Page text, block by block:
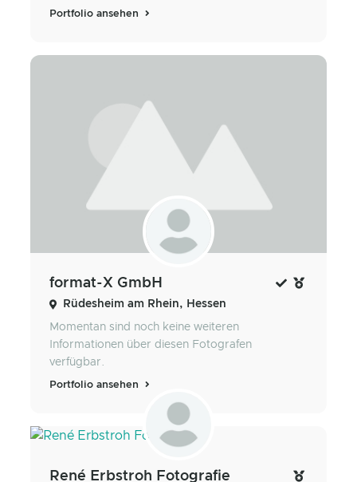
Portfolio ansehen
format-X GmbH
Rüdesheim am Rhein, Hessen
Momentan sind noch keine weiteren
Informationen über diesen Fotografen
verfügbar.
Portfolio ansehen
René Erbstroh Fotografie